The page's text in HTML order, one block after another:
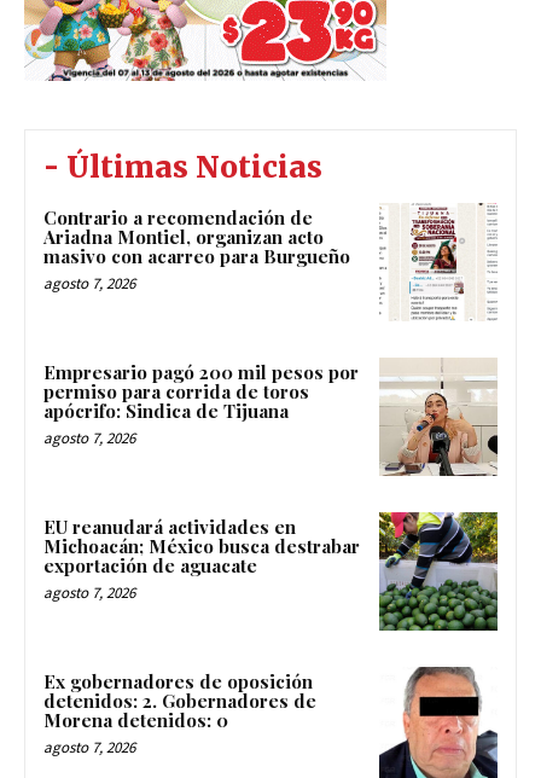
- Últimas Noticias
Contrario a recomendación de
Ariadna Montiel, organizan acto
masivo con acarreo para Burgueño
agosto 7, 2026
Empresario pagó 200 mil pesos por
permiso para corrida de toros
apócrifo: Sindica de Tijuana
agosto 7, 2026
EU reanudará actividades en
Michoacán; México busca destrabar
exportación de aguacate
agosto 7, 2026
Ex gobernadores de oposición
detenidos: 2. Gobernadores de
Morena detenidos: 0
agosto 7, 2026